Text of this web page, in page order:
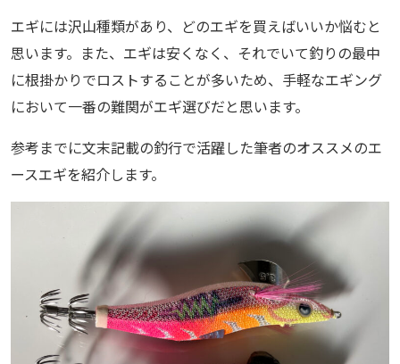
エギには沢山種類があり、どのエギを買えばいいか悩むと
思います。また、エギは安くなく、それでいて釣りの最中
に根掛かりでロストすることが多いため、手軽なエギング
において一番の難関がエギ選びだと思います。
参考までに文末記載の釣行で活躍した筆者のオススメのエ
ースエギを紹介します。